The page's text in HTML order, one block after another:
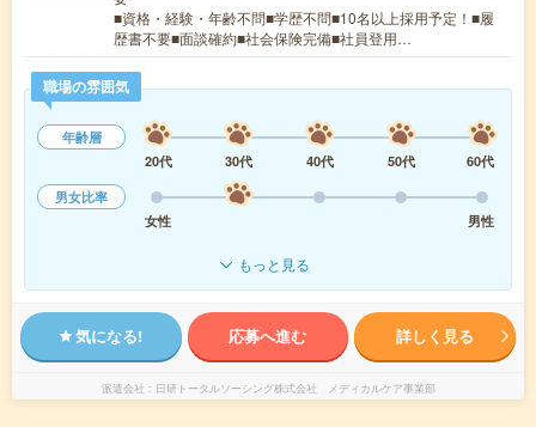
■資格・経験・年齢不問■学歴不問■10名以上採用予定！■履
歴書不要■面談確約■社会保険完備■社員登用…
職場の雰囲気
年齢層
20代
30代 40代 50代
60代
男女比率
女性
男性
もっと見る
気になる! 応募へ進む 詳しく見る
派遣会社 日研トータルソーシング株式会社 メディカルケア事業部